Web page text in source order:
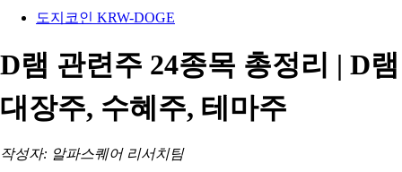
도지코인 KRW-DOGE
D램 관련주 24종목 총정리 | D램
대장주, 수혜주, 테마주
작성자: 알파스퀘어 리서치팀